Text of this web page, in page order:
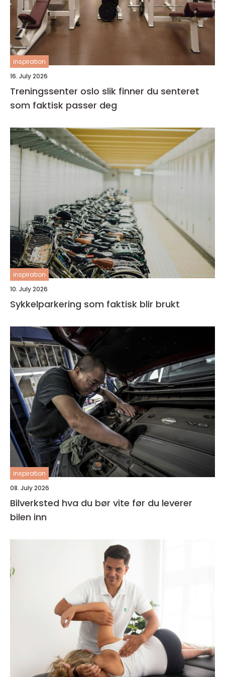
inspiration
16. July 2026
Treningssenter oslo slik finner du senteret
som faktisk passer deg
inspiration
10. July 2026
Sykkelparkering som faktisk blir brukt
inspiration
08. July 2026
Bilverksted hva du bør vite før du leverer
bilen inn